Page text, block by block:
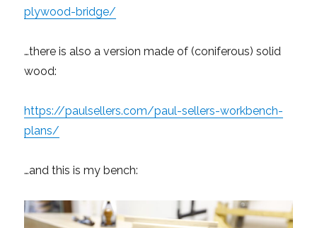
plywood-bridge/
…there is also a version made of (coniferous) solid
wood:
https://paulsellers.com/paul-sellers-workbench-
plans/
…and this is my bench: